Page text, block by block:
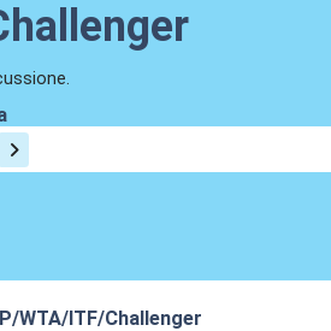
WTA/ITF/Challenger